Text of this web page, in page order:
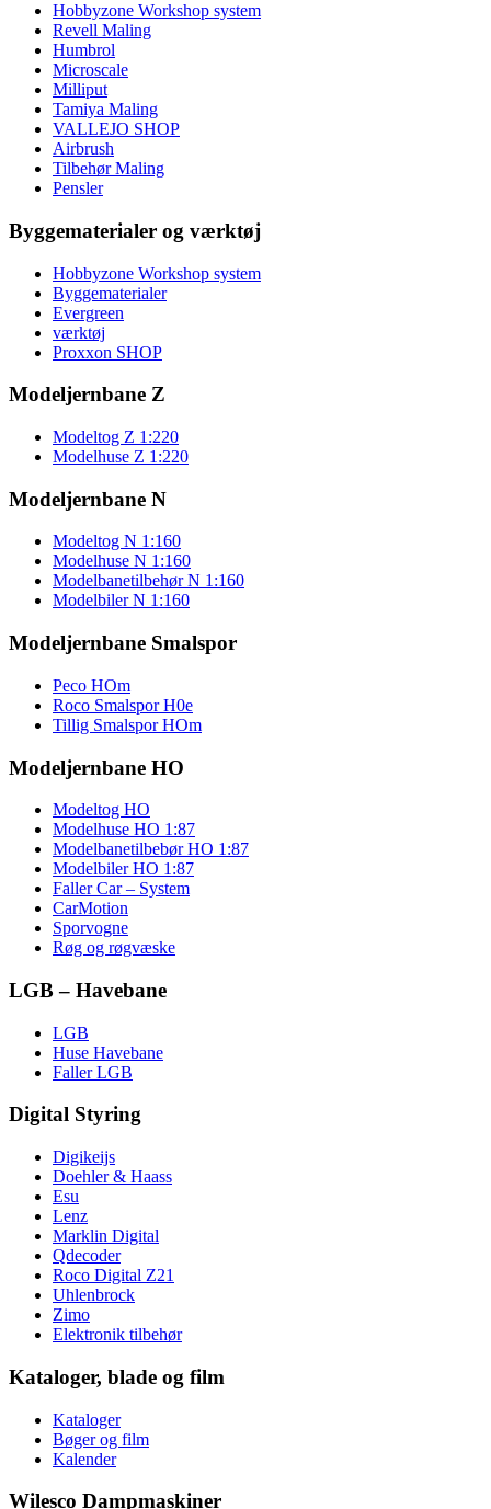
Hobbyzone Workshop system
Revell Maling
Humbrol
Microscale
Milliput
Tamiya Maling
VALLEJO SHOP
Airbrush
Tilbehør Maling
Pensler
Byggematerialer og værktøj
Hobbyzone Workshop system
Byggematerialer
Evergreen
værktøj
Proxxon SHOP
Modeljernbane Z
Modeltog Z 1:220
Modelhuse Z 1:220
Modeljernbane N
Modeltog N 1:160
Modelhuse N 1:160
Modelbanetilbehør N 1:160
Modelbiler N 1:160
Modeljernbane Smalspor
Peco HOm
Roco Smalspor H0e
Tillig Smalspor HOm
Modeljernbane HO
Modeltog HO
Modelhuse HO 1:87
Modelbanetilbebør HO 1:87
Modelbiler HO 1:87
Faller Car – System
CarMotion
Sporvogne
Røg og røgvæske
LGB – Havebane
LGB
Huse Havebane
Faller LGB
Digital Styring
Digikeijs
Doehler & Haass
Esu
Lenz
Marklin Digital
Qdecoder
Roco Digital Z21
Uhlenbrock
Zimo
Elektronik tilbehør
Kataloger, blade og film
Kataloger
Bøger og film
Kalender
Wilesco Dampmaskiner